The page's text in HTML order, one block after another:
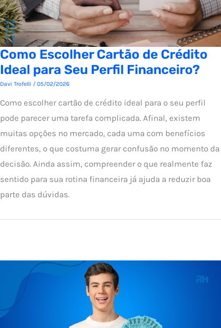
Como Escolher Cartão de Crédito
Ideal para Seu Perfil Financeiro?
Davi Trofelli / 05/02/2026
Como escolher cartão de crédito ideal para o seu perfil
pode parecer uma tarefa complicada. Afinal, existem
muitas opções no mercado, cada uma com benefícios
diferentes, o que costuma gerar confusão no momento da
decisão. Ainda assim, compreender o que realmente faz
sentido para sua rotina financeira já ajuda a reduzir boa
parte das dúvidas.